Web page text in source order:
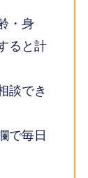
・身
ると計
談でき
で毎日